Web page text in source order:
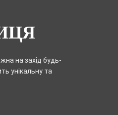
на захід будь-
унікальну та